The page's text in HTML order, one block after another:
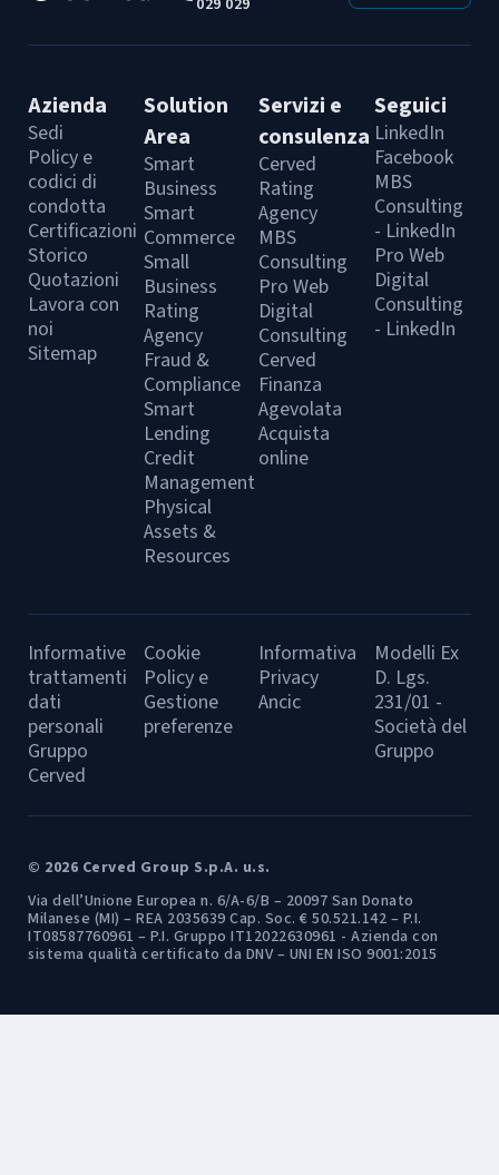
029 029
Azienda
Sedi
Policy e
codici di
condotta
Certificazioni
Storico
Quotazioni
Lavora con
noi
Sitemap
Solution
Area
Smart
Business
Smart
Commerce
Small
Business
Rating
Agency
Fraud &
Compliance
Smart
Lending
Credit
Management
Physical
Assets &
Resources
Servizi e
consulenza
Cerved
Rating
Agency
MBS
Consulting
Pro Web
Digital
Consulting
Cerved
Finanza
Agevolata
Acquista
online
Seguici
LinkedIn
Facebook
MBS
Consulting
- LinkedIn
Pro Web
Digital
Consulting
- LinkedIn
Informative
trattamenti
dati
personali
Gruppo
Cerved
Cookie
Policy e
Gestione
preferenze
Informativa
Privacy
Ancic
Modelli Ex
D. Lgs.
231/01 -
Società del
Gruppo
© 2026 Cerved Group S.p.A. u.s.
Via dell’Unione Europea n. 6/A-6/B – 20097 San Donato
Milanese (MI) – REA 2035639 Cap. Soc. € 50.521.142 – P.I.
IT08587760961 – P.I. Gruppo IT12022630961 - Azienda con
sistema qualità certificato da DNV – UNI EN ISO 9001:2015